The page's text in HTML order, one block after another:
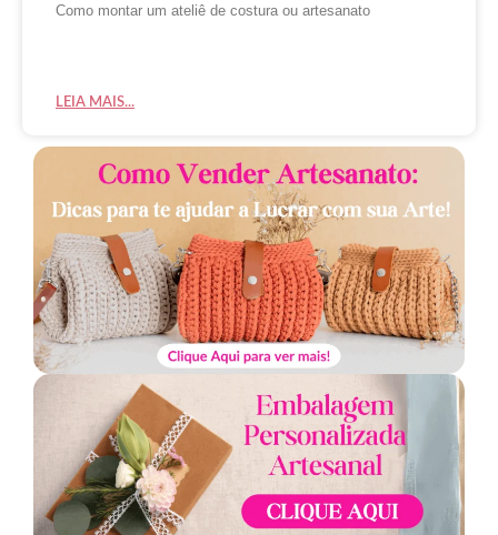
Como montar um ateliê de costura ou artesanato
LEIA MAIS...